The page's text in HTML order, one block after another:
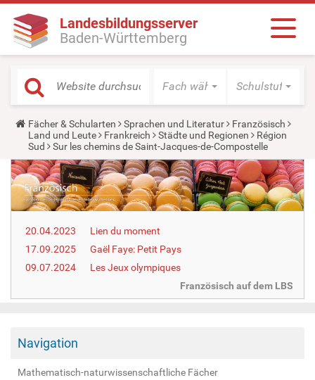
Landesbildungsserver
Baden-Württemberg
Fach wählen Schulstufe
Y
o
u
a
r
e
h
e
r
:
Fächer & Schularten Sprachen und Literatur
Französisch
Land und Leute
Frankreich Städte und Regionen
Région
Sud
Sur les chemins de Saint-Jacques-de-Compostelle
20.04.2023
Lien du moment
17.09.2025
Gaël Faye: Petit Pays
09.07.2024
Les Jeux olympiques
Französisch auf dem LBS
Navigation
Mathematisch-naturwissenschaftliche Fächer